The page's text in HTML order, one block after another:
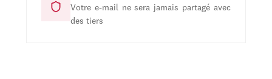
Votre e-mail ne sera jamais partagé avec
des tiers